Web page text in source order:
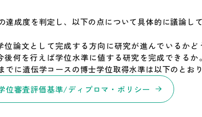
達成度を判定し、以下の点について具体的に議論し
位論文として完成する方向に研究が進んでいるかど
後何を行えば学位水準に値する研究を完成できるか。
でに遺伝学コースの博士学位取得水準は以下のとおり
位審査評価基準/ディプロマ・ポリシー